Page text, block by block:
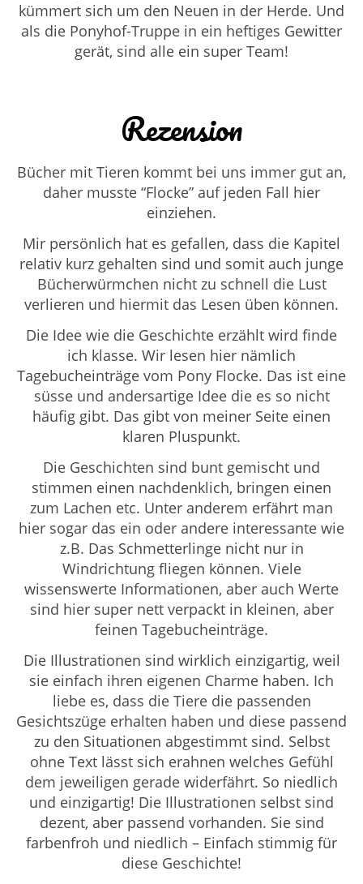
kümmert sich um den Neuen in der Herde. Und
als die Ponyhof-Truppe in ein heftiges Gewitter
gerät, sind alle ein super Team!
Rezension
Bücher mit Tieren kommt bei uns immer gut an,
daher musste “Flocke” auf jeden Fall hier
einziehen.
Mir persönlich hat es gefallen, dass die Kapitel
relativ kurz gehalten sind und somit auch junge
Bücherwürmchen nicht zu schnell die Lust
verlieren und hiermit das Lesen üben können.
Die Idee wie die Geschichte erzählt wird finde
ich klasse. Wir lesen hier nämlich
Tagebucheinträge vom Pony Flocke. Das ist eine
süsse und andersartige Idee die es so nicht
häufig gibt. Das gibt von meiner Seite einen
klaren Pluspunkt.
Die Geschichten sind bunt gemischt und
stimmen einen nachdenklich, bringen einen
zum Lachen etc. Unter anderem erfährt man
hier sogar das ein oder andere interessante wie
z.B. Das Schmetterlinge nicht nur in
Windrichtung fliegen können. Viele
wissenswerte Informationen, aber auch Werte
sind hier super nett verpackt in kleinen, aber
feinen Tagebucheinträge.
Die Illustrationen sind wirklich einzigartig, weil
sie einfach ihren eigenen Charme haben. Ich
liebe es, dass die Tiere die passenden
Gesichtszüge erhalten haben und diese passend
zu den Situationen abgestimmt sind. Selbst
ohne Text lässt sich erahnen welches Gefühl
dem jeweiligen gerade widerfährt. So niedlich
und einzigartig! Die Illustrationen selbst sind
dezent, aber passend vorhanden. Sie sind
farbenfroh und niedlich – Einfach stimmig für
diese Geschichte!